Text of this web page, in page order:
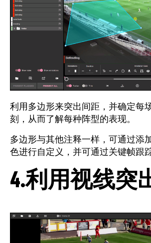
利用多边形来突出间距，并确定每
刻，从而了解每种阵型的表现。
多边形与其他注释一样，可通过添
色进行自定义，并可通过关键帧跟
4.利用视线突